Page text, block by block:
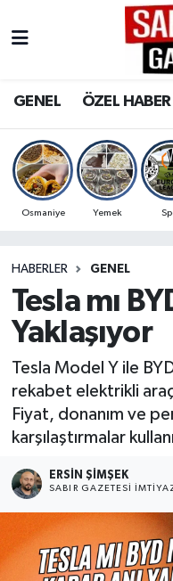
GENEL ÖZEL HABER
Osmaniye Yemek
HABERLER GENEL
Tesla mı
Yaklaşıyor
Tesla Model Y ile
rekabet elektrikli
Fiyat, donanım ve
karşılaştırmalar
ERSIN ŞİMŞEK
SABIR GAZETESI
OSMANİYE
MAGAZİN
SPOR
RESMİ İLANLAR
Osmaniye
Osmaniye Trafik
Süper Lig Puan
Son Dakika
Haber Arşivi